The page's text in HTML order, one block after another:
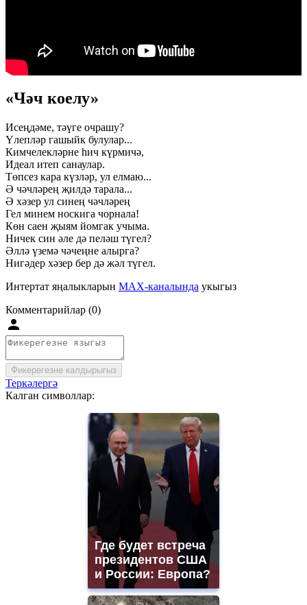
«Чәч коелу»
Исеңдәме, тәүге очрашу?
Үлепләр гашыйк булулар...
Кимчелекләрне һич күрмичә,
Идеал итеп санаулар.
Төпсез кара күзләр, ул елмаю...
Ә чәчләрең җилдә тарала...
Ә хәзер ул синең чәчләрең
Гел минем носкига чорнала!
Көн саен җыям йомгак учыма.
Ничек син әле дә пеләш түгел?
Әллә үземә чәчеңне алырга?
Нигәдер хәзер бер дә жәл түгел.
Интертат яңалыкларын MAX-каналында укыгыз
Комментарийлар (0)
Фикерегезне калдырыгыз
Теркәлергә
Калган символлар:
Где будет встреча
президентов США
и России: Европа?